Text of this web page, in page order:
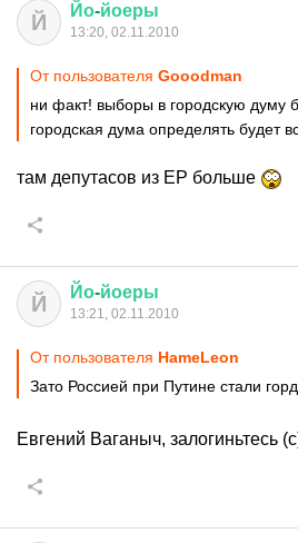
Й Йо-йоеры
13:20, 02.11.2010
От пользователя Gooodman
ни факт! выборы в городскую думу
городская дума определять будет
там депутасов из ЕР больше
Й Йо-йоеры
13:21, 02.11.2010
От пользователя HаmеLеоn
Зато Россией при Путине стали
Евгений Ваганыч, залогиньтесь